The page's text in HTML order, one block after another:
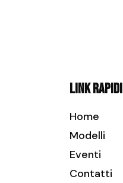
Link rapidi
Home
Modelli
Eventi
Contatti